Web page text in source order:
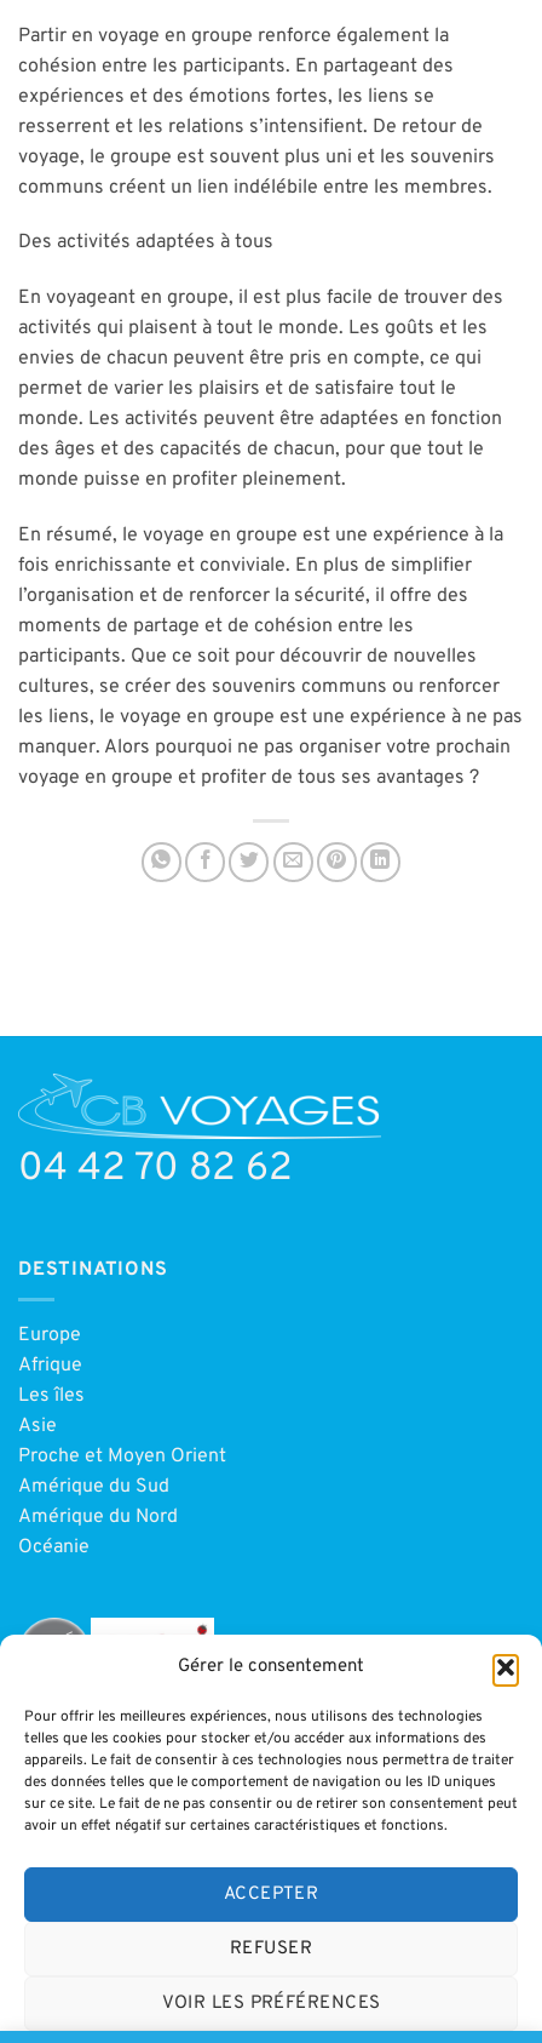
Gérer le consentement
Pour offrir les meilleures expériences, nous utilisons des technologies
telles que les cookies pour stocker et/ou accéder aux informations des
appareils. Le fait de consentir à ces technologies nous permettra de traiter
des données telles que le comportement de navigation ou les ID uniques
sur ce site. Le fait de ne pas consentir ou de retirer son consentement peut
avoir un effet négatif sur certaines caractéristiques et fonctions.
ACCEPTER
REFUSER
VOIR LES PRÉFÉRENCES
Partir en voyage en groupe renforce également la
cohésion entre les participants. En partageant des
expériences et des émotions fortes, les liens se
resserrent et les relations s’intensifient. De retour de
voyage, le groupe est souvent plus uni et les souvenirs
communs créent un lien indélébile entre les membres.
Des activités adaptées à tous
En voyageant en groupe, il est plus facile de trouver des
activités qui plaisent à tout le monde. Les goûts et les
envies de chacun peuvent être pris en compte, ce qui
permet de varier les plaisirs et de satisfaire tout le
monde. Les activités peuvent être adaptées en fonction
des âges et des capacités de chacun, pour que tout le
monde puisse en profiter pleinement.
En résumé, le voyage en groupe est une expérience à la
fois enrichissante et conviviale. En plus de simplifier
l’organisation et de renforcer la sécurité, il offre des
moments de partage et de cohésion entre les
participants. Que ce soit pour découvrir de nouvelles
cultures, se créer des souvenirs communs ou renforcer
les liens, le voyage en groupe est une expérience à ne pas
manquer. Alors pourquoi ne pas organiser votre prochain
voyage en groupe et profiter de tous ses avantages ?
04 42 70 82 62
DESTINATIONS
Europe
Afrique
Les îles
Asie
Proche et Moyen Orient
Amérique du Sud
Amérique du Nord
Océanie
INFORMATIONS
Paiement
Mentions légales
Visa MasterCard